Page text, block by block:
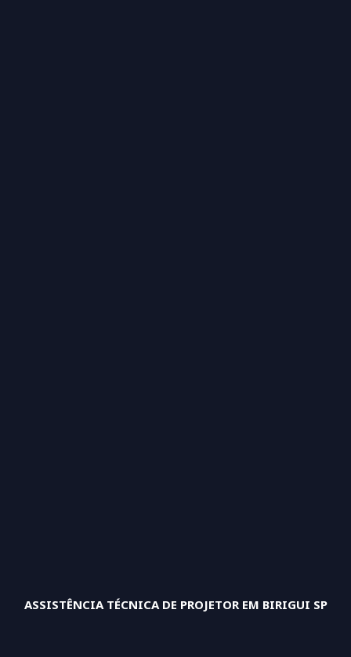
ASSISTÊNCIA TÉCNICA DE PROJETOR EM BIRIGUI SP